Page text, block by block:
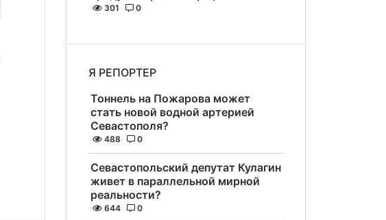
301 0
Я РЕПОРТЕР
Тоннель на Пожарова может
стать новой водной артерией
Севастополя?
488 0
Севастопольский депутат Кулагин
живет в параллельной мирной
реальности?
644 0